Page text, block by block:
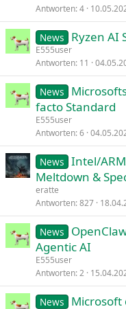
Antworten 4
News Ryzen AI
E555user
Antworten 11
News
facto Standard
E555user
Antworten 6
News Intel/
Meltdown &
eratte
Antworten 827
News
Agentic AI
E555user
Antworten 2
News
Microsoft